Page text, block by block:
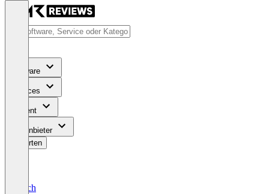
Software
Services
Content
Für Anbieter
Bewerten
Deutsch